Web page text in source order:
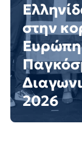
στην
2026